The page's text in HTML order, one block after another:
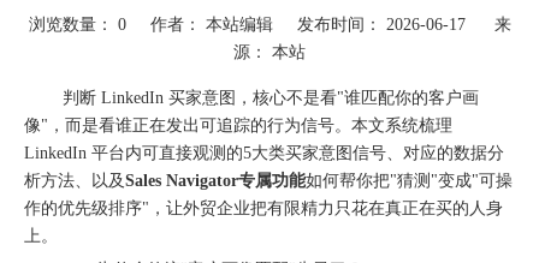
浏览数量： 0作者： 本站编辑 发布时间： 2026-06-17 来
源： 本站
["wechat"]
判断 LinkedIn 买家意图，核心不是看"谁匹配你的客户画
像"，而是看谁正在发出可追踪的行为信号。本文系统梳理
LinkedIn 平台内可直接观测的5大类买家意图信号、对应的数据分
析方法、以及Sales Navigator专属功能如何帮你把"猜测"变成"可操
作的优先级排序"，让外贸企业把有限精力只花在真正在买的人身
上。